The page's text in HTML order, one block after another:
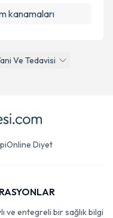
Ve Tedavisi
kanamaları
Online Diyet
ve entegreli bir sağlık bilgi